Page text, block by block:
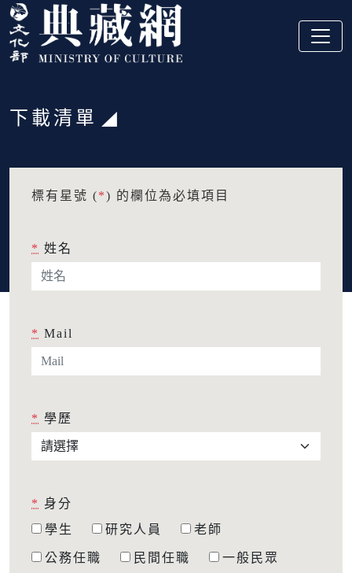
跳到主要內容
:::
:::
下載清單
標有星號 (*) 的欄位為必填項目
* 姓名
* Mail
* 學歷
* 身分
學生
研究人員 老師
公務任職 民間任職 一般民眾